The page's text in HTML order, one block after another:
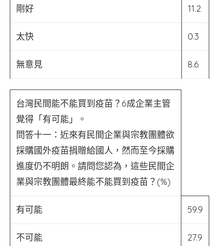
剛好 11.2
太快 0.3
無意見 8.6
台灣民間能不能買到疫苗？6成企業主管
覺得「有可能」。
問答十一：近來有民間企業與宗教團體欲
採購國外疫苗捐贈給國人，然而至今採購
進度仍不明朗。請問您認為，這些民間企
業與宗教團體最終能不能買到疫苗？(%)
有可能 59.9
不可能 27.9